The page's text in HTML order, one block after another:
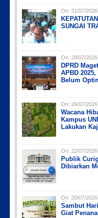
On: 31/07/2026
SUNGAI
On: 28/07/2026
DPRD
APBD
Belum
On: 26/07/2026
Wacana
Kampus
Lakukan
On: 22/07/2026
Publik
Dibiarkan
On: 20/07/2026
Sambut
Giat